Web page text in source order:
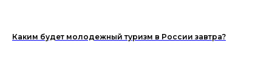
Каким будет молодежный туризм в России завтра?